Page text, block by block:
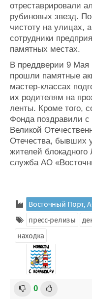
отреставрировали
рубиновых звезд.
чистоту на улицах,
сотрудники
памятных местах.
В преддверии 9 Мая
прошли памятные
мастер-классах
их родителям на
ленты. Кроме того,
Фонда поздравили
Великой
Отечества, бывших
жителей
служба АО
Восточный Порт,
пресс-релизы
находка
0